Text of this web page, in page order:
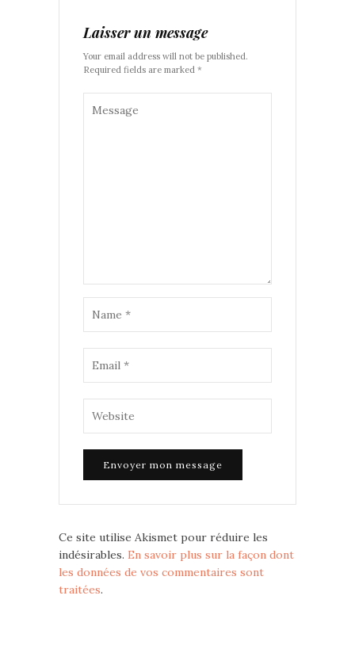
Laisser un message
Your email address will not be published.
Required fields are marked *
Ce site utilise Akismet pour réduire les
indésirables. En savoir plus sur la façon dont
les données de vos commentaires sont
traitées.